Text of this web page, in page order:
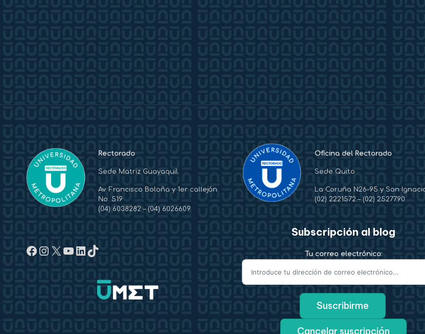
Rectorado
Sede Matriz Guayaquil
Av. Francisco Boloña y 1er callejón
No. 519
(04) 6038282 – (04) 6026609
Facebook
Instagram
X YouTube
LinkedIn
TikTok
Oficina del Rectorado
Sede Quito
La Coruña N26-95 y San
(02) 2221572– (02) 2527790
Subscripción al blog
Tu correo electrónico: